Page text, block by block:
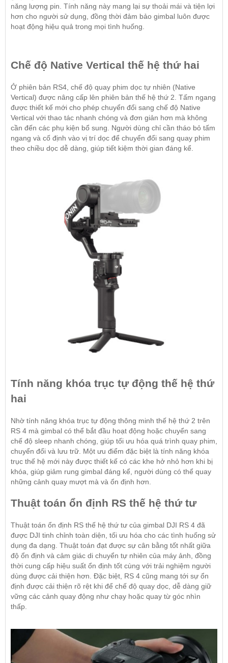
năng lượng pin. Tính năng này mang lại sự thoải mái và tiện lợi
hơn cho người sử dụng, đồng thời đảm bảo gimbal luôn được
hoạt động hiệu quả trong mọi tình huống.
Chế độ Native Vertical thế hệ thứ hai
Ở phiên bản RS4, chế độ quay phim dọc tự nhiên (Native
Vertical) được nâng cấp lên phiên bản thế hệ thứ 2. Tấm ngang
được thiết kế mới cho phép chuyển đổi sang chế độ Native
Vertical với thao tác nhanh chóng và đơn giản hơn mà không
cần đến các phụ kiện bổ sung. Người dùng chỉ cần tháo bỏ tấm
ngang và cố định vào vị trí dọc để chuyển đổi sang quay phim
theo chiều dọc dễ dàng, giúp tiết kiệm thời gian đáng kể.
Tính năng khóa trục tự động thế hệ thứ
hai
Nhờ tính năng khóa trục tự động thông minh thế hệ thứ 2 trên
RS 4 mà gimbal có thể bắt đầu hoạt động hoặc chuyển sang
chế độ sleep nhanh chóng, giúp tối ưu hóa quá trình quay phim,
chuyển đổi và lưu trữ. Một ưu điểm đặc biệt là tính năng khóa
trục thế hệ mới này được thiết kế có các khe hở nhỏ hơn khi bị
khóa, giúp giảm rung gimbal đáng kể, người dùng có thể quay
những cảnh quay mượt mà và ổn định hơn.
Thuật toán ổn định RS thế hệ thứ tư
Thuật toán ổn định RS thế hệ thứ tư của gimbal DJI RS 4 đã
được DJI tinh chỉnh toàn diện, tối ưu hóa cho các tình huống sử
dụng đa dạng. Thuật toán đạt được sự cân bằng tốt nhất giữa
độ ổn định và cảm giác di chuyển tự nhiên của máy ảnh, đồng
thời cung cấp hiệu suất ổn định tốt cùng với trải nghiệm người
dùng được cải thiện hơn. Đặc biệt, RS 4 cũng mang tới sự ổn
định được cải thiện rõ rệt khi để chế độ quay dọc, dễ dàng giữ
vững các cảnh quay động như chạy hoặc quay từ góc nhìn
thấp.